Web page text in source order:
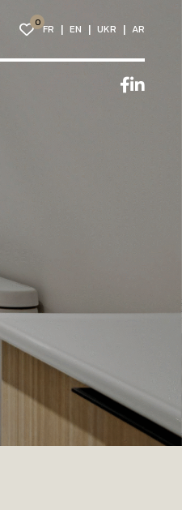
0 FR EN UKR AR